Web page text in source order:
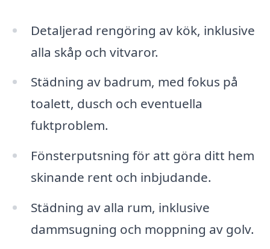
Detaljerad rengöring av kök, inklusive
alla skåp och vitvaror.
Städning av badrum, med fokus på
toalett, dusch och eventuella
fuktproblem.
Fönsterputsning för att göra ditt hem
skinande rent och inbjudande.
Städning av alla rum, inklusive
dammsugning och moppning av golv.